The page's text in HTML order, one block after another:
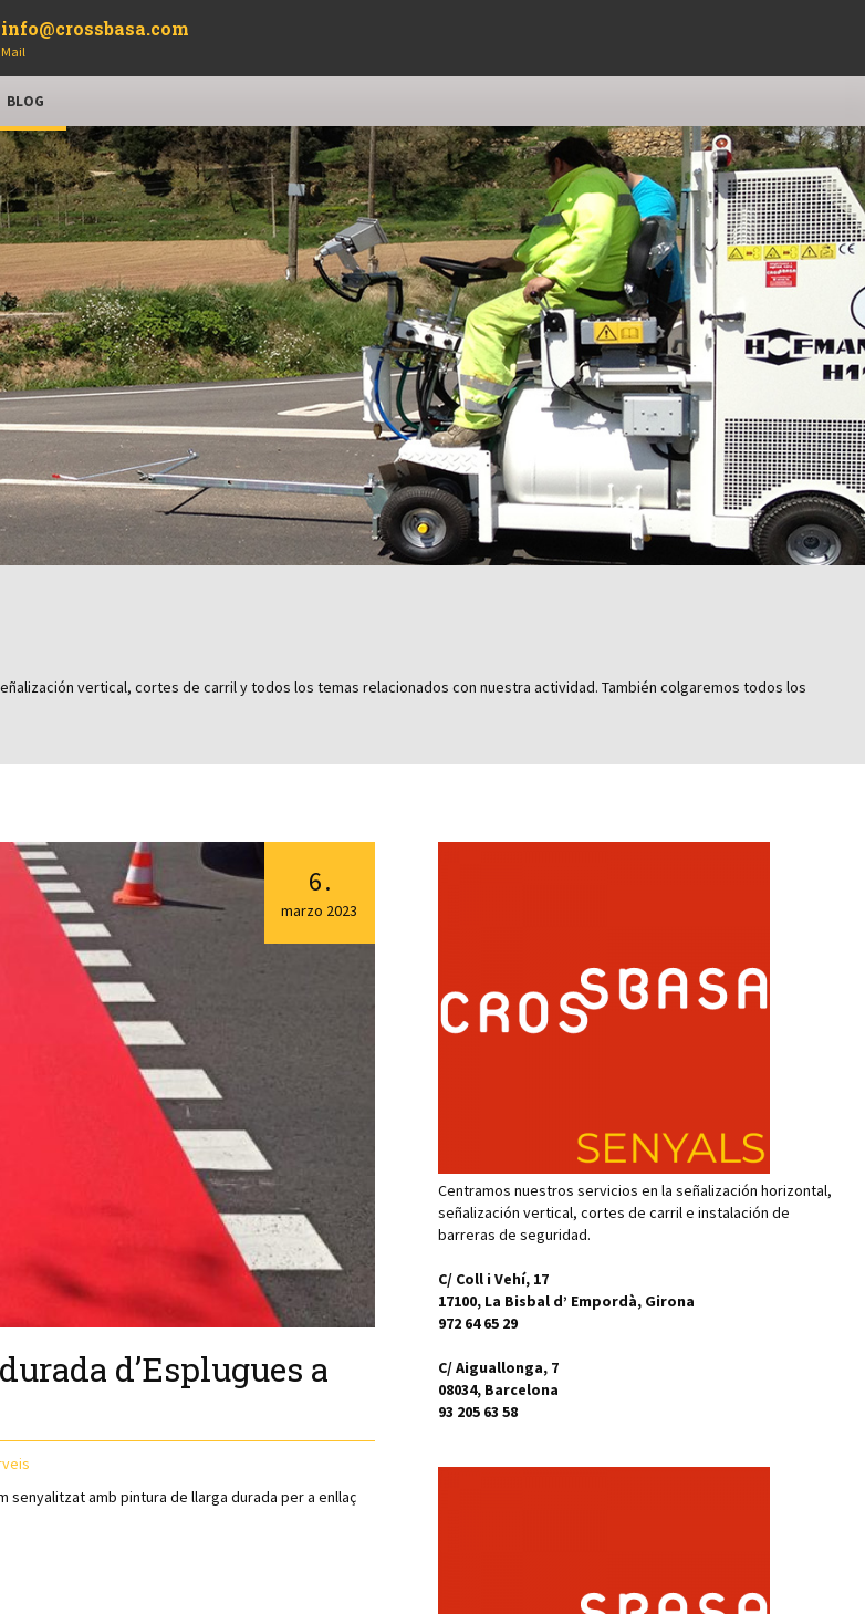
info@crossbasa.com
Mail
BLOG
vertical, cortes de carril y todos los temas relacionados con nuestra actividad. También colgaremos todos los
d’Esplugues a
6.
marzo 2023
senyalitzat amb pintura de llarga durada per a enllaç
Centramos nuestros servicios en la señalización horizontal,
señalización vertical, cortes de carril e instalación de
barreras de seguridad.
C/ Coll i Vehí, 17
17100, La Bisbal d’ Empordà, Girona
972 64 65 29
C/ Aiguallonga, 7
08034, Barcelona
93 205 63 58